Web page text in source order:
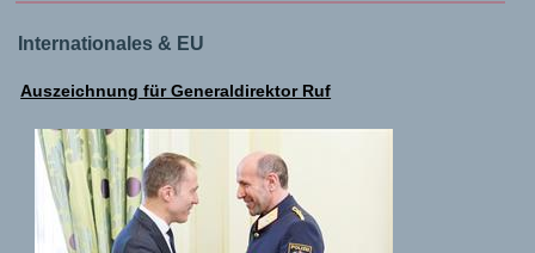
Internationales & EU
Auszeichnung für Generaldirektor Ruf